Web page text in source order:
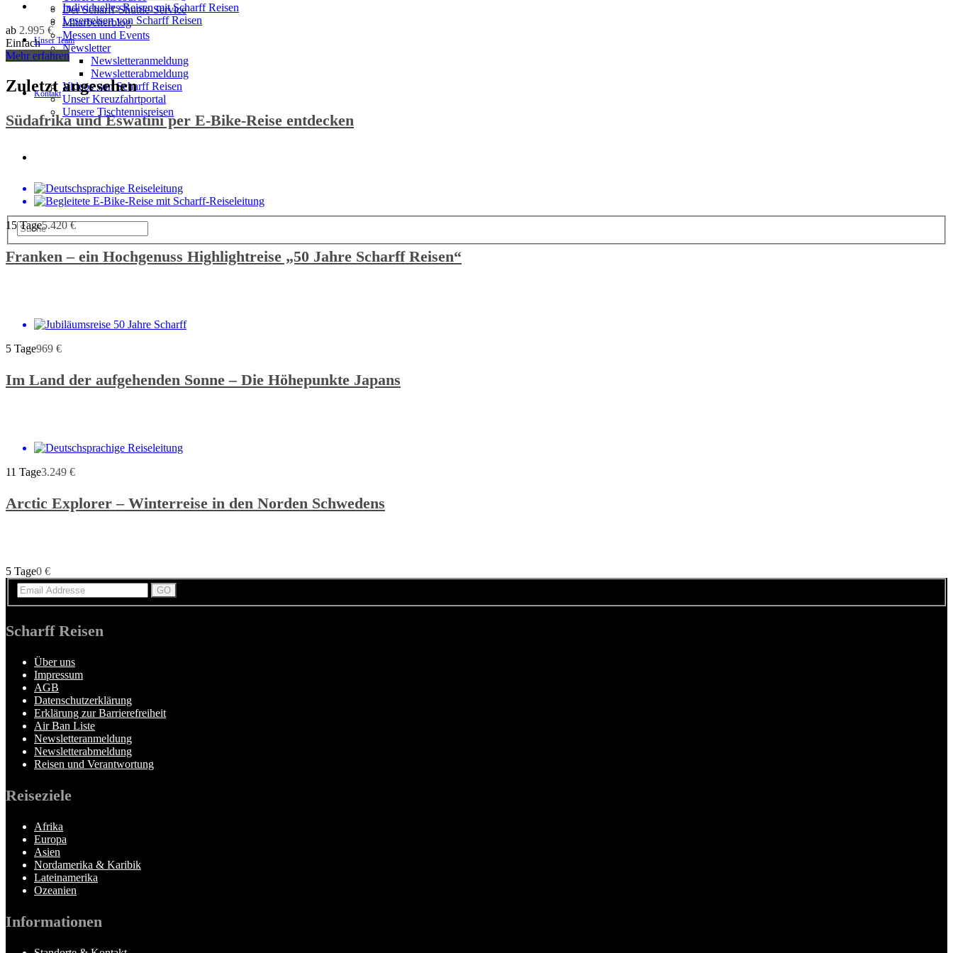
Individuelles Reisen mit Scharff Reisen
Leserreisen von Scharff Reisen
Der Scharff-Shuttle-Service
Mitarbeiterblog
Messen und Events
Newsletter
Newsletteranmeldung
Newsletterabmeldung
Videos von Scharff Reisen
Unser Kreuzfahrtportal
Unsere Tischtennisreisen
Unser Team
Kontakt
ab 2.995 €
Einfach
Mehr erfahren
Zuletzt angesehen
Südafrika und Eswatini per E-Bike-Reise entdecken
15 Tage5.420 €
Franken – ein Hochgenuss Highlightreise „50 Jahre Scharff Reisen“
5 Tage969 €
Im Land der aufgehenden Sonne – Die Höhepunkte Japans
11 Tage3.249 €
Arctic Explorer – Winterreise in den Norden Schwedens
5 Tage0 €
Scharff Reisen
Über uns
Impressum
AGB
Datenschutzerklärung
Erklärung zur Barrierefreiheit
Air Ban Liste
Newsletteranmeldung
Newsletterabmeldung
Reisen und Verantwortung
Reiseziele
Afrika
Europa
Asien
Nordamerika & Karibik
Lateinamerika
Ozeanien
Informationen